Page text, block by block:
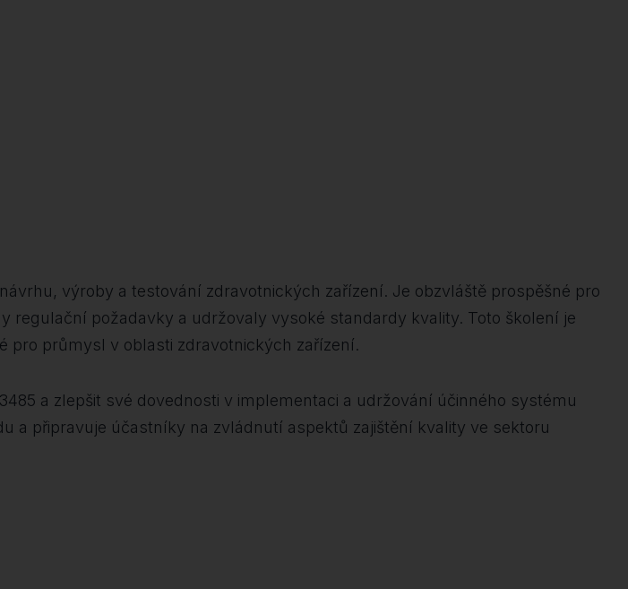
výroby a testování zdravotnických zařízení. Je obzvláště prospěšné pro
regulační požadavky a udržovaly vysoké standardy kvality. Toto školení je
pro průmysl v oblasti zdravotnických zařízení.
a zlepšit své dovednosti v implementaci a udržování účinného systému
a připravuje účastníky na zvládnutí aspektů zajištění kvality ve sektoru